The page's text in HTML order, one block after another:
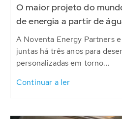
O maior projeto do
de energia a partir de
A Noventa Energy Partners
juntas há três anos para
personalizadas em torno...
Continuar a ler